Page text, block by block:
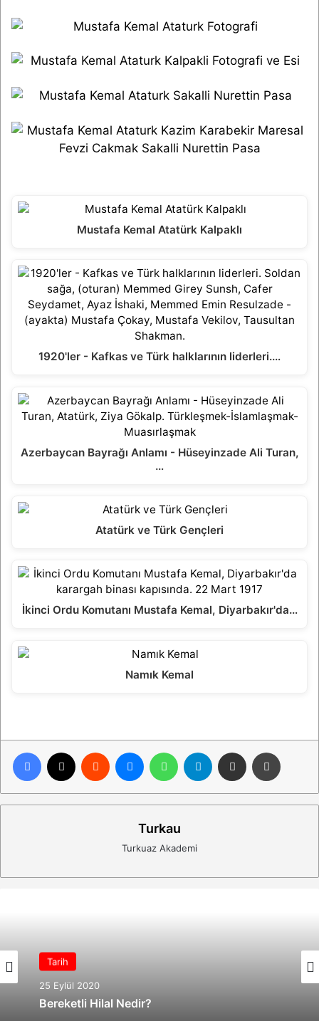
Mustafa Kemal Atatürk Kalpaklı
1920'ler - Kafkas ve Türk halklarının liderleri.…
Azerbaycan Bayrağı Anlamı - Hüseyinzade Ali Turan,
…
Atatürk ve Türk Gençleri
İkinci Ordu Komutanı Mustafa Kemal, Diyarbakır'da…
Namık Kemal
Turkau
Turkuaz Akademi
Tarih
Okumalar
30 Aralık 2021
İnsancıklar (Dostoyevski) Kitap Alıntıları